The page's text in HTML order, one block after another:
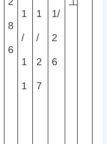
8
6
1
/
1
1
1
/
2
7
1/
2
6